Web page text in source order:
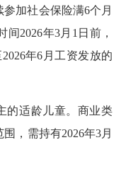
加社会保险满6个月
2026年3月1日前，
年6月工资发放的
适龄儿童。商业类
，需持有2026年3月